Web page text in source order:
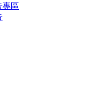
專區